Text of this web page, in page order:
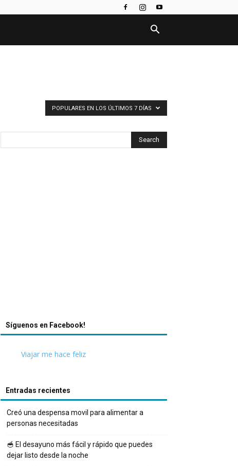
POPULARES EN LOS ÚLTIMOS 7 DÍAS
Síguenos en Facebook!
Viajar me hace feliz
Entradas recientes
Creó una despensa movil para alimentar a
personas necesitadas
🥣 El desayuno más fácil y rápido que puedes
dejar listo desde la noche